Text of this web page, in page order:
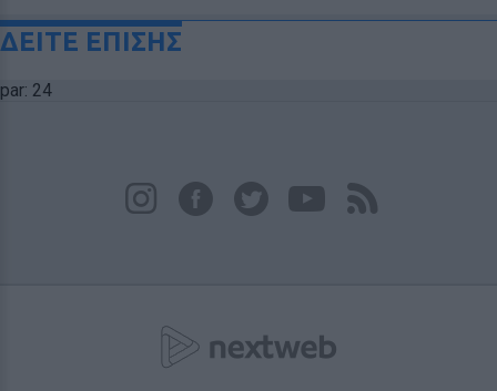
ΔΕΙΤΕ ΕΠΙΣΗΣ
par: 24